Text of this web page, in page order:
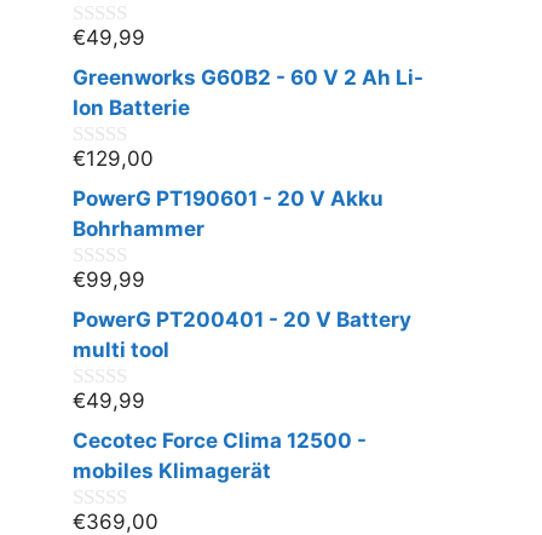
0
v
o
n
€49,99
Greenworks G60B2 - 60 V 2 Ah Li-
Ion Batterie
0
v
o
n
€129,00
PowerG PT190601 - 20 V Akku
Bohrhammer
0
v
o
n
€99,99
PowerG PT200401 - 20 V Battery
multi tool
0
v
o
n
€49,99
Cecotec Force Clima 12500 -
mobiles Klimagerät
0
€369,00